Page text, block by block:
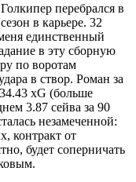
перебрался в
в карьере. 32
единственный
в эту сборную
по воротам
в створ. Роман за
xG (больше
3.87 сейва за 90
незамеченной:
контракт от
будет соперничать